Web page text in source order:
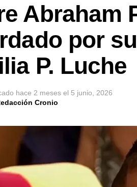
Abraham
por
P. Luche
hace 2 meses el 5 junio, 2026
Cronio